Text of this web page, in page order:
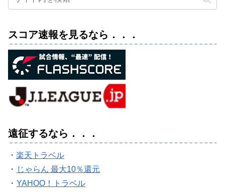
スコア速報を見るなら．．．
遠征するなら．．．
・ 楽天トラベル
・ じゃらん 最大10％還元
・ YAHOO！トラベル